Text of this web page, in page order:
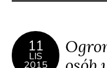
11
LIS
2015